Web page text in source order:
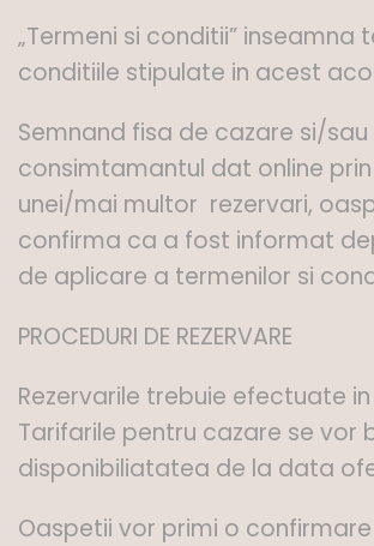
„Termeni si conditii” inseamna
conditiile stipulate in acest
Semnand fisa de cazare si/sau
consimtamantul dat online
unei/mai multor rezervari,
confirma ca a fost informat
de aplicare a termenilor si
PROCEDURI DE REZERVARE
Rezervarile trebuie efectuate
Tarifarile pentru cazare se vor
disponibiliatatea de la data
Oaspetii vor primi o